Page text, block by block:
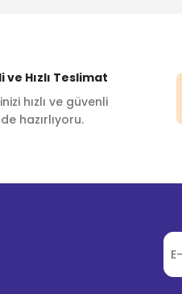
Yorum Yaz
ve Hızlı Teslimat
hızlı ve güvenli
hazırlıyoru.